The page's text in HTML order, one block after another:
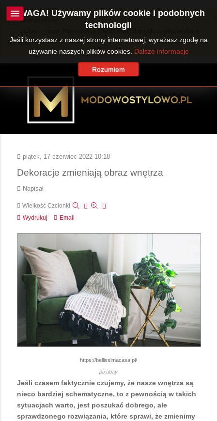
Ostrzeżenie
JUser::_load: Nie można załadować danych użytkownika o
ID: 360.
piątek, 17 czerwiec 2022 10:18
Dekoracje zmieniają obraz wnętrza
Napisał
Wielkość Czcionki
Wydrukuj
Email
https://bellissimacasa.pl/
pixabay
Jeśli czasem faktycznie czujemy, że nasze wnętrza są
nieco bardziej schematyczne, to z pewnością w takich
sytuacjach warto, jest poszukać dobrego, ale
sprawdzonego rozwiązania, które sprawi, że zmienimy
UWAGA! Używamy plików cookie i podobnych
technologii
Jeśli korzystasz z naszej strony internetowej, wyrażasz zgodę na
używanie naszych plików cookies. Dalsze informacje
Rozumiem